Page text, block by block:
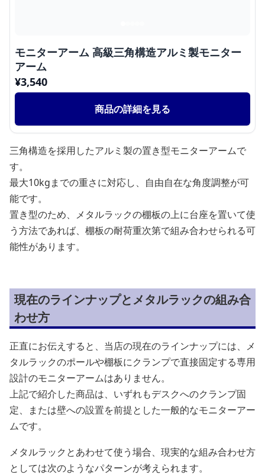
モニターアーム 高級三角構造アルミ製モニター
アーム
¥3,540
商品の詳細を見る
三角構造を採用したアルミ製の置き型モニターアームで
す。
最大10kgまでの重さに対応し、自由自在な角度調整が可
能です。
置き型のため、メタルラックの棚板の上に台座を置いて使
う方法であれば、棚板の耐荷重次第で組み合わせられる可
能性があります。
現在のラインナップとメタルラックの組み合
わせ方
正直にお伝えすると、当店の現在のラインナップには、メ
タルラックのポールや棚板にクランプで直接固定する専用
設計のモニターアームはありません。
上記で紹介した商品は、いずれもデスクへのクランプ固
定、または壁への設置を前提とした一般的なモニターアー
ムです。
メタルラックとあわせて使う場合、現実的な組み合わせ方
としては次のようなパターンが考えられます。